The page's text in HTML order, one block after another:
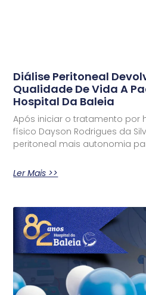
Diálise Peritoneal
Qualidade De Vida A
Hospital Da Baleia
Após iniciar o tratamento por
físico Dayson Rodrigues da
peritoneal mais autonomia
Ler Mais >>